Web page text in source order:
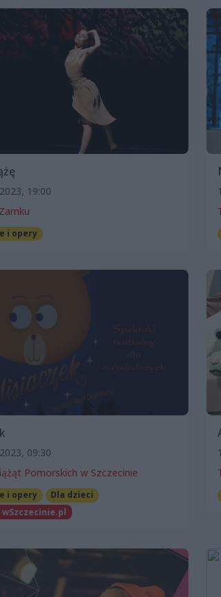
19:00
i opery
09:30
Pomorskich w Szczecinie
i opery
Dla dzieci